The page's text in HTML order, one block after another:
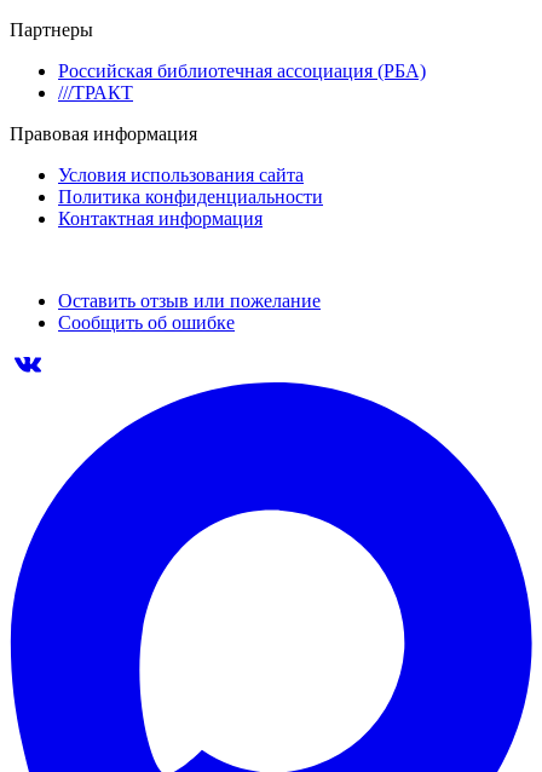
Партнеры
Российская библиотечная ассоциация (РБА)
///ТРАКТ
Правовая информация
Условия использования сайта
Политика конфиденциальности
Контактная информация
Оставить отзыв или пожелание
Сообщить об ошибке